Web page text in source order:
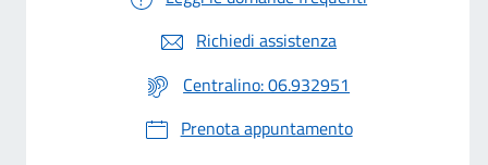
Richiedi assistenza
Centralino: 06.932951
Prenota appuntamento